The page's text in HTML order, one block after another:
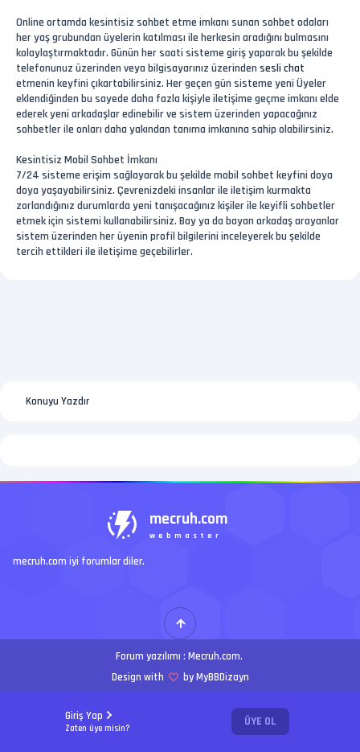
Giriş Yap
Zaten üye misin? ÜYE OL
Online ortamda kesintisiz sohbet etme imkanı sunan sohbet odaları
her yaş grubundan üyelerin katılması ile herkesin aradığını bulmasını
kolaylaştırmaktadır. Günün her saati sisteme giriş yaparak bu şekilde
telefonunuz üzerinden veya bilgisayarınız üzerinden sesli chat
etmenin keyfini çıkartabilirsiniz. Her geçen gün sisteme yeni Üyeler
eklendiğinden bu sayede daha fazla kişiyle iletişime geçme imkanı elde
ederek yeni arkadaşlar edinebilir ve sistem üzerinden yapacağınız
sohbetler ile onları daha yakından tanıma imkanına sahip olabilirsiniz.
Kesintisiz Mobil Sohbet İmkanı
7/24 sisteme erişim sağlayarak bu şekilde mobil sohbet keyfini doya
doya yaşayabilirsiniz. Çevrenizdeki insanlar ile iletişim kurmakta
zorlandığınız durumlarda yeni tanışacağınız kişiler ile keyifli sohbetler
etmek için sistemi kullanabilirsiniz. Bay ya da bayan arkadaş arayanlar
sistem üzerinden her üyenin profil bilgilerini inceleyerek bu şekilde
tercih ettikleri ile iletişime geçebilirler.
Konuyu Yazdır
mecruh.com
webmaster
mecruh.com iyi forumlar diler.
Forum yazılımı : Mecruh.com.
Design with
by MyBBDizayn